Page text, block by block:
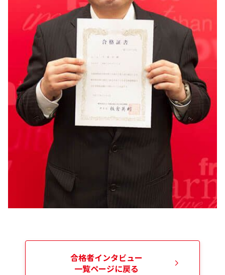
合格者インタビュー
一覧ページに戻る